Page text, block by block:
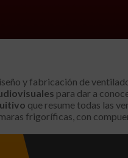
y fabricación de
para dar a
que resume todas las
frigoríficas, con